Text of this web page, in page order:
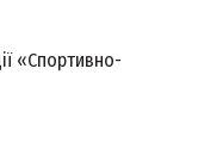
«Спортивно-